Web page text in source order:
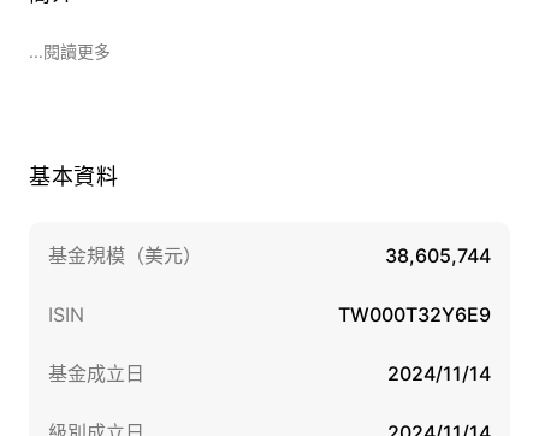
...閱讀更多
基本資料
基金規模（美元） 38,605,744
ISIN TW000T32Y6E9
基金成立日 2024/11/14